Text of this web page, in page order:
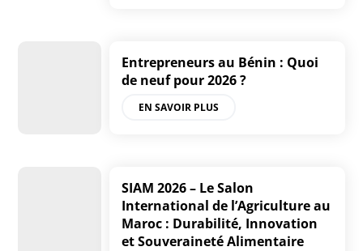
Entrepreneurs au Bénin : Quoi
de neuf pour 2026 ?
EN SAVOIR PLUS
SIAM 2026 – Le Salon
International de l’Agriculture au
Maroc : Durabilité, Innovation
et Souveraineté Alimentaire